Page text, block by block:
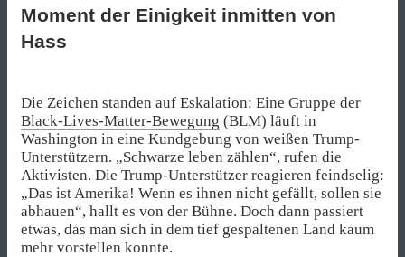
Moment der Einigkeit inmitten von
Hass
Die Zeichen standen auf Eskalation: Eine Gruppe der
Black-Lives-Matter-Bewegung (BLM) läuft in
Washington in eine Kundgebung von weißen Trump-
Unterstützern. „Schwarze leben zählen“, rufen die
Aktivisten. Die Trump-Unterstützer reagieren feindselig:
„Das ist Amerika! Wenn es ihnen nicht gefällt, sollen sie
abhauen“, hallt es von der Bühne. Doch dann passiert
etwas, das man sich in dem tief gespaltenen Land kaum
mehr vorstellen konnte.